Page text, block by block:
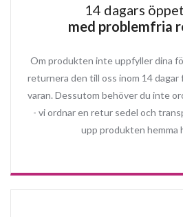
14 dagars
med problemfria
Om produkten inte uppfyller dina
returnera den till oss inom 14
varan. Dessutom behöver du inte
- vi ordnar en retur sedel och
upp produkten hemma